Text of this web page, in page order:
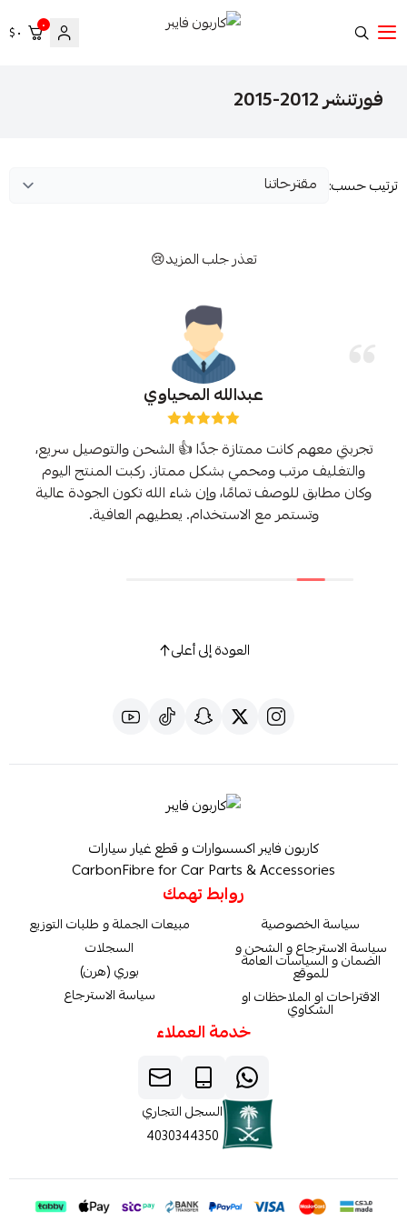
٠ ٠ $
فورتنشر 2012-2015
ترتيب حسب:
تعذر جلب المزيد😢
عبدالله المحياوي
تجربتي معهم كانت ممتازة جدًا 👍 الشحن والتوصيل سريع،
والتغليف مرتب ومحمي بشكل ممتاز. ركبت المنتج اليوم
وكان مطابق للوصف تمامًا، وإن شاء الله تكون الجودة عالية
وتستمر مع الاستخدام. يعطيهم العافية.
العودة إلى أعلى
كاربون فايبر اكسسوارات و قطع غيار سيارات
CarbonFibre for Car Parts & Accessories
روابط تهمك
سياسة الخصوصية
سياسة الاسترجاع و الشحن و
الضمان و السياسات العامة
للموقع
الاقتراحات او الملاحظات او
الشكاوي
مبيعات الجملة و طلبات التوزيع
السجلات
بوري (هرن)
سياسة الاسترجاع
خدمة العملاء
السجل التجاري
4030344350